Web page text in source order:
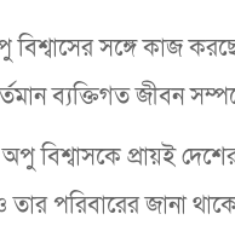
সঙ্গে কাজ
ব্যক্তিগত জীবন
প্রায়ই
পরিবারের জানা